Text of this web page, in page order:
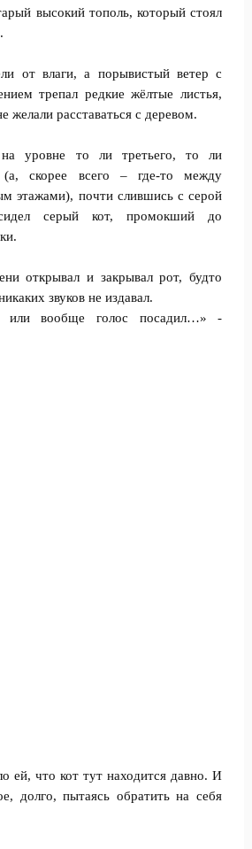
высокий тополь, который стоял
от влаги, а порывистый ветер с
трепал редкие жёлтые листья,
желали расставаться с деревом.
уровне то ли третьего, то ли
(а, скорее всего – где-то между
этажами), почти слившись с серой
серый кот, промокший до
открывал и закрывал рот, будто
звуков не издавал.
или вообще голос посадил…» -
ей, что кот тут находится давно. И
долго, пытаясь обратить на себя